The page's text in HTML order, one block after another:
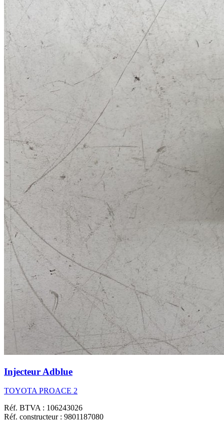
Injecteur Adblue
TOYOTA PROACE 2
Réf. BTVA : 106243026
Réf. constructeur : 9801187080